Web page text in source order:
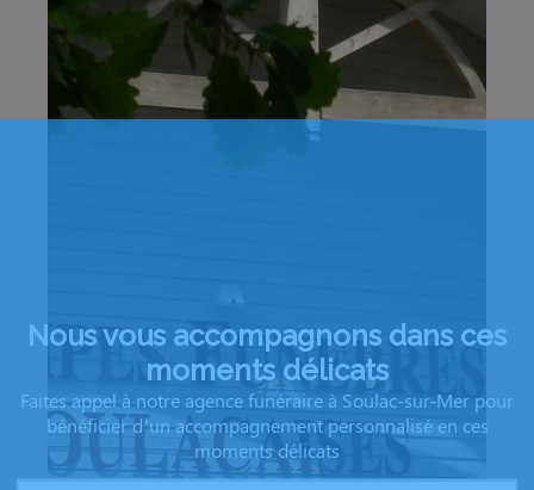
Nous vous accompagnons dans ces
moments délicats
Faites appel à notre agence funéraire à Soulac-sur-Mer pour
bénéficier d’un accompagnement personnalisé en ces
moments délicats